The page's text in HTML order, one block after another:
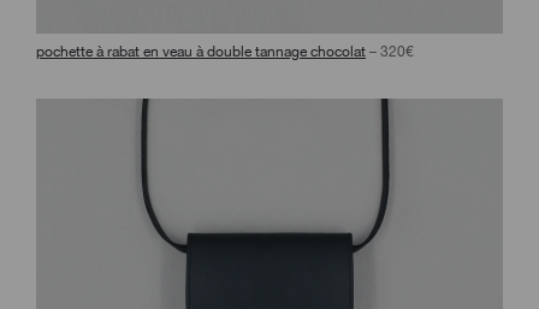
pochette à rabat en veau à double tannage chocolat – 320€